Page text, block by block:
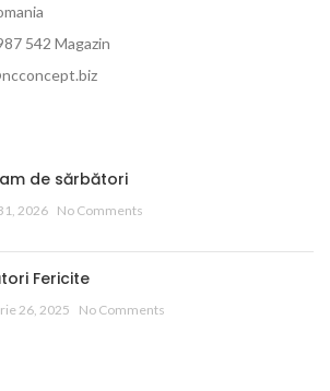
542 Magazin
de sărbători
2026 No Comments
Fericite
26, 2025 No Comments